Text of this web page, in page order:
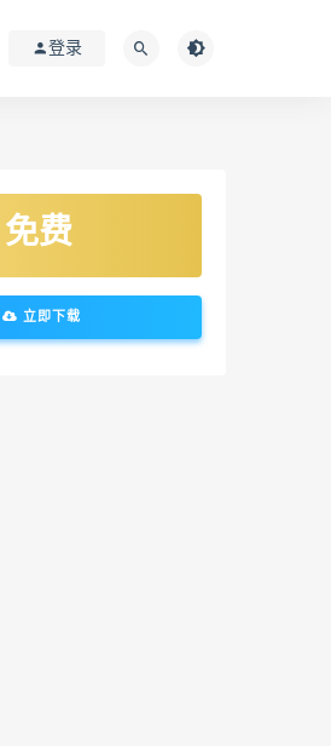
登录
免费
立即下载